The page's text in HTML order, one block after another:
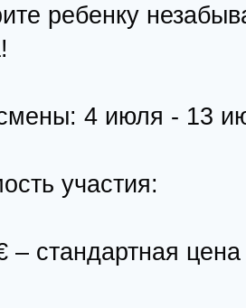
ребенку
4 июля - 13
участия:
– стандартная цена